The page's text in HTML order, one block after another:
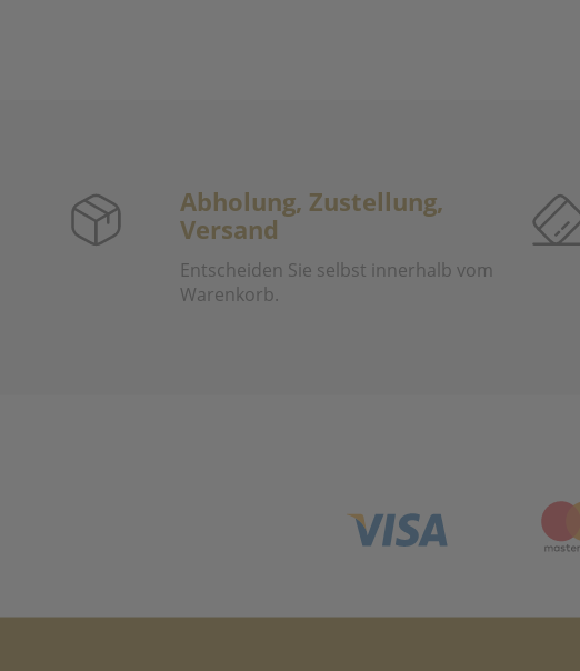
Abholung, Zustellung,
Versand
Entscheiden Sie selbst innerhalb vom
Warenkorb.